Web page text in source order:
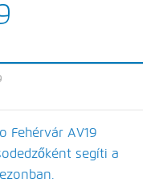
Fehérvár AV19
segíti a